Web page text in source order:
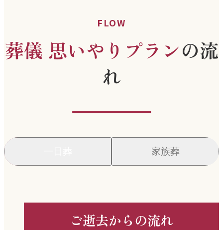
FLOW
葬儀 思いやりプランの流
れ
家族葬
ご逝去からの流れ